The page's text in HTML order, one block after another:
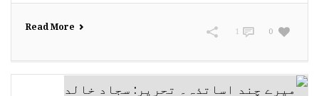
Read More 0
1